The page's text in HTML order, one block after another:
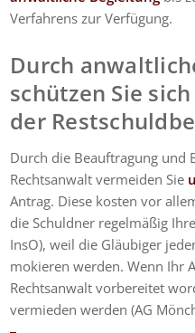
Verfahrens zur Verfügung.
Durch
schützen Sie
der
Durch die Beauftragung und
Rechtsanwalt vermeiden Sie
Antrag. Diese kosten vor
die Schuldner regelmäßig
InsO), weil die Gläubiger
mokieren werden. Wenn Ihr
Rechtsanwalt vorbereitet
vermieden werden (AG